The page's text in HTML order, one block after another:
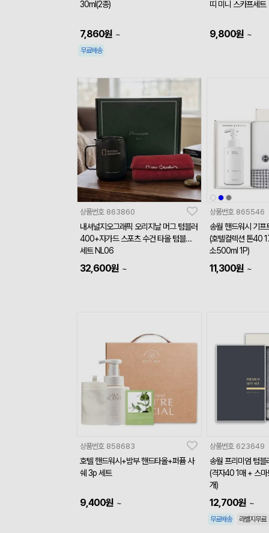
30ml(2종)
7,860원 ~
무료배송
띠 미니 스카프세트
9,800원 ~
상품번호 863860
내셔널지오그래픽 오리지날 머그 텀블러
400+자가드 스포츠 수건 타올 텀블러
세트 NL06
32,600원 ~
상품번호 865546
송월 핸드워시 기
(호텔컬렉션 톤40
소500ml 1P)
11,300원 ~
상품번호 858683
호텔 핸드워시+밤부 핸드타올+퍼퓸 사
쉐 3p 세트
9,400원 ~
상품번호 623649
송월 프리미엄 텀블
(격자40 1매 + 스
개)
12,700원 ~
무료배송 라벨지무료